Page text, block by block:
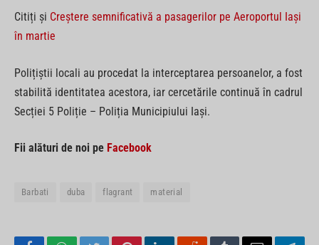
Citiți și Creștere semnificativă a pasagerilor pe Aeroportul Iași
în martie
Polițiștii locali au procedat la interceptarea persoanelor, a fost
stabilită identitatea acestora, iar cercetările continuă în cadrul
Secției 5 Poliție – Poliția Municipiului Iași.
Fii alături de noi pe Facebook
Barbati duba flagrant material